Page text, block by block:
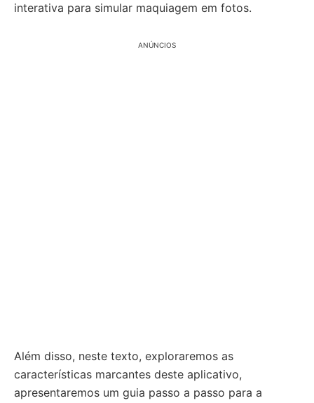
interativa para simular maquiagem em fotos.
ANÚNCIOS
Além disso, neste texto, exploraremos as
características marcantes deste aplicativo,
apresentaremos um guia passo a passo para a